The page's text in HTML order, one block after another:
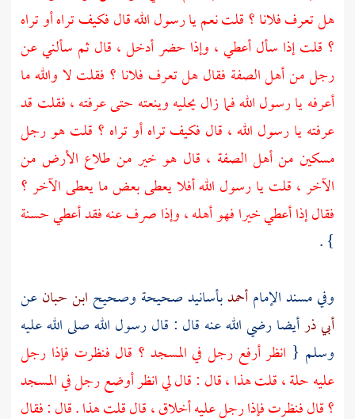
هل تعرف فلانا ؟ قلت نعم يا رسول الله قال فكيف تراه أو تراه
؟ قلت إذا سأل أعطي ، وإذا حضر أدخل ، قال ثم سألني عن
رجل منأهل الصفة فقال هل تعرف فلانا ؟ فقلت لا والله ما
أعرفه يا رسول الله فما زال يحليه وينعته حتى عرفته ، فقلت قد
عرفته يا رسول الله ، قال فكيف تراه أو تراه ؟ قلت هو رجل
مسكين منأهل الصفة ، قال هو خير من طلاع الأرض من
الآخر ، قلت يا رسول الله أفلا يعطى بعض ما يعطى الآخر ؟
فقال إذا أعطي خيرا فهو أهله ، وإذا صرف عنه فقد أعطي حسنة
} .
وفي مسند الإمامأحمدبأسانيد صحيحة وصحيح ابن حبانعن
أبي ذرأيضا رضي الله عنه قال : قال رسول الله صلى الله عليه
وسلم { انظر أرفع رجل في المسجد ؟ قال فنظرت فإذا رجل
عليه حلة ، قلت هذا ، قال : قال لي انظر أوضع رجل في المسجد
؟ قال فنظرت فإذا رجل عليه أخلاق ، قال قلت هذا . قال : فقال